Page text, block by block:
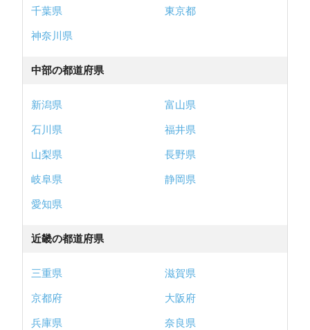
千葉県
東京都
神奈川県
中部の都道府県
新潟県
富山県
石川県
福井県
山梨県
長野県
岐阜県
静岡県
愛知県
近畿の都道府県
三重県
滋賀県
京都府
大阪府
兵庫県
奈良県